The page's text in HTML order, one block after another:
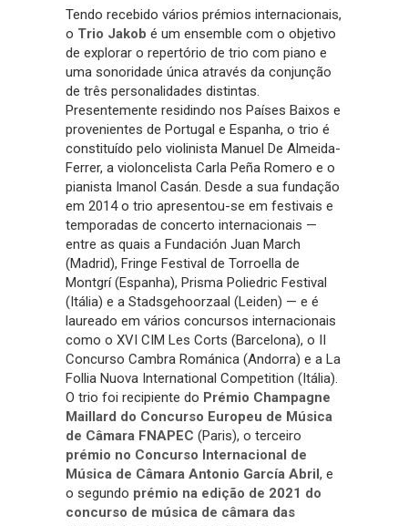
Tendo recebido vários prémios internacionais,
o Trio Jakob é um ensemble com o objetivo
de explorar o repertório de trio com piano e
uma sonoridade única através da conjunção
de três personalidades distintas.
Presentemente residindo nos Países Baixos e
provenientes de Portugal e Espanha, o trio é
constituído pelo violinista Manuel De Almeida-
Ferrer, a violoncelista Carla Peña Romero e o
pianista Imanol Casán. Desde a sua fundação
em 2014 o trio apresentou-se em festivais e
temporadas de concerto internacionais —
entre as quais a Fundación Juan March
(Madrid), Fringe Festival de Torroella de
Montgrí (Espanha), Prisma Poliedric Festival
(Itália) e a Stadsgehoorzaal (Leiden) — e é
laureado em vários concursos internacionais
como o XVI CIM Les Corts (Barcelona), o II
Concurso Cambra Románica (Andorra) e a La
Follia Nuova International Competition (Itália).
O trio foi recipiente do Prémio Champagne
Maillard do Concurso Europeu de Música
de Câmara FNAPEC (Paris), o terceiro
prémio no Concurso Internacional de
Música de Câmara Antonio García Abril, e
o segundo prémio na edição de 2021 do
concurso de música de câmara das